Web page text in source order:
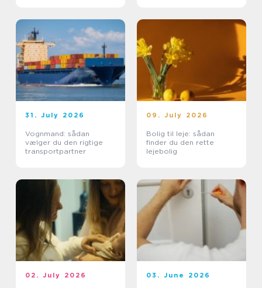
31. July 2026
Vognmand: sådan
vælger du den rigtige
transportpartner
09. July 2026
Bolig til leje: sådan
finder du den rette
lejebolig
02. July 2026 03. June 2026